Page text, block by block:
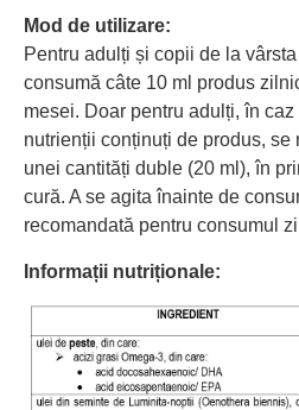
Mod de utilizare:
Pentru adulți și copii de la
consumă câte 10 ml produs
mesei. Doar pentru adulți, în
nutrienții conținuți de produs, se
unei cantități duble (20 ml), în
cură. A se agita înainte de
recomandată pentru consumul
Informații nutriționale: